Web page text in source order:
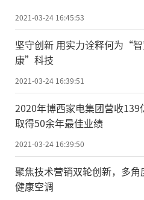
进入智慧场景时代
当前，推出套系化
家电企业们的共识，
场，主流厂商纷纷展出
并且给足了展示空间。
的崛起和消费升级大势
据悉，伴随消费升
场增长明显，中国电子
2021-03-24 16:45:53
坚守创新 用实力诠释何为“
康”科技
2021-03-24 16:39:51
2020年博西家电集团营收139
取得50余年最佳业绩
2021-03-24 16:39:50
聚焦技术营销双轮创新，多角
健康空调